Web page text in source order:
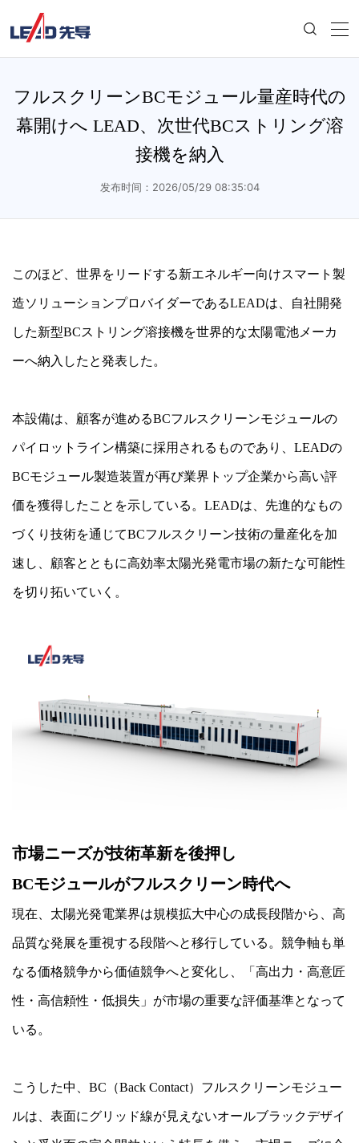
フルスクリーンBCモジュール量産時代の
幕開けへ LEAD、次世代BCストリング溶
接機を納入
发布时间：2026/05/29 08:35:04
このほど、世界をリードする新エネルギー向けスマート製
造ソリューションプロバイダーであるLEADは、自社開発
した新型BCストリング溶接機を世界的な太陽電池メーカ
ーへ納入したと発表した。
本設備は、顧客が進めるBCフルスクリーンモジュールの
パイロットライン構築に採用されるものであり、LEADの
BCモジュール製造装置が再び業界トップ企業から高い評
価を獲得したことを示している。LEADは、先進的なもの
づくり技術を通じてBCフルスクリーン技術の量産化を加
速し、顧客とともに高効率太陽光発電市場の新たな可能性
を切り拓いていく。
市場ニーズが技術革新を後押し
BCモジュールがフルスクリーン時代へ
現在、太陽光発電業界は規模拡大中心の成長段階から、高
品質な発展を重視する段階へと移行している。競争軸も単
なる価格競争から価値競争へと変化し、「高出力・高意匠
性・高信頼性・低損失」が市場の重要な評価基準となって
いる。
こうした中、BC（Back Contact）フルスクリーンモジュー
ルは、表面にグリッド線が見えないオールブラックデザイ